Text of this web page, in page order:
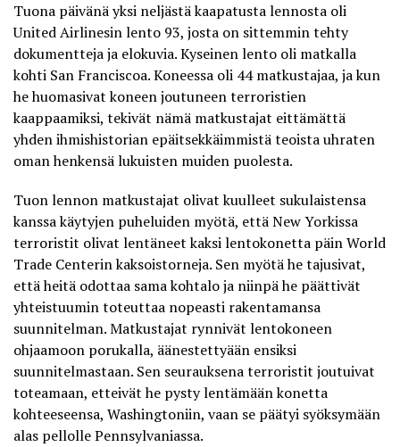
Tuona päivänä yksi neljästä kaapatusta lennosta oli
United Airlinesin lento 93, josta on sittemmin tehty
dokumentteja ja elokuvia. Kyseinen lento oli matkalla
kohti San Franciscoa. Koneessa oli 44 matkustajaa, ja kun
he huomasivat koneen joutuneen terroristien
kaappaamiksi, tekivät nämä matkustajat eittämättä
yhden ihmishistorian epäitsekkäimmistä teoista uhraten
oman henkensä lukuisten muiden puolesta.
Tuon lennon matkustajat olivat kuulleet sukulaistensa
kanssa käytyjen puheluiden myötä, että New Yorkissa
terroristit olivat lentäneet kaksi lentokonetta päin World
Trade Centerin kaksoistorneja. Sen myötä he tajusivat,
että heitä odottaa sama kohtalo ja niinpä he päättivät
yhteistuumin toteuttaa nopeasti rakentamansa
suunnitelman. Matkustajat rynnivät lentokoneen
ohjaamoon porukalla, äänestettyään ensiksi
suunnitelmastaan. Sen seurauksena terroristit joutuivat
toteamaan, etteivät he pysty lentämään konetta
kohteeseensa, Washingtoniin, vaan se päätyi syöksymään
alas pellolle Pennsylvaniassa.